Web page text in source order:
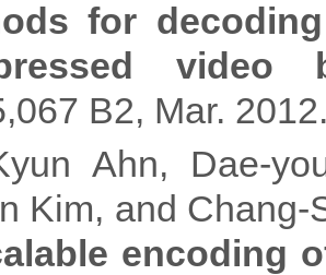
for
video
B2, Mar.
Ahn, Dae-
Kim, and Chang-
encoding